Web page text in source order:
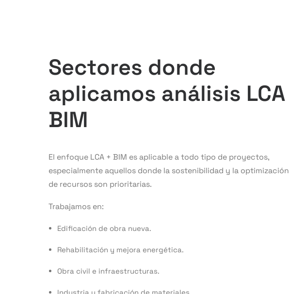
Sectores donde
aplicamos análisis LCA
BIM
El enfoque LCA + BIM es aplicable a todo tipo de proyectos,
especialmente aquellos donde la sostenibilidad y la optimización
de recursos son prioritarias.
Trabajamos en:
Edificación de obra nueva.
Rehabilitación y mejora energética.
Obra civil e infraestructuras.